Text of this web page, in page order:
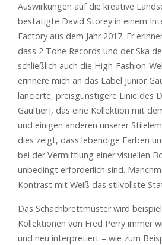
Auswirkungen auf die kreative
bestätigte David Storey in einem
Factory aus dem Jahr 2017. Er
dass 2 Tone Records und der Ska
schließlich auch die High-Fashion-
erinnere mich an das Label Junior
lancierte, preisgünstigere Linie des
Gaultier], das eine Kollektion mit
und einigen anderen unserer
dies zeigt, dass lebendige Farben
bei der Vermittlung einer visuellen
unbedingt erforderlich sind.
Kontrast mit Weiß das stilvollste
Das Schachbrettmuster wird
Kollektionen von Fred Perry immer
und neu interpretiert – wie zum